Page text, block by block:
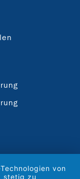
von
stetig zu